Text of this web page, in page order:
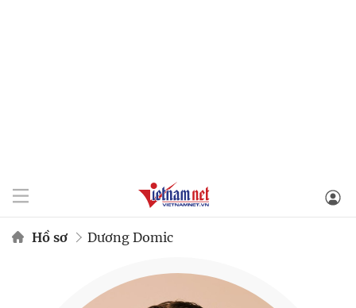
Hồ sơ Dương Domic